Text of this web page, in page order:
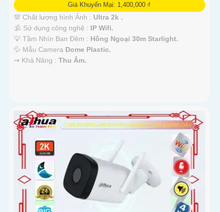
Giá Khuyến Mại: 1,400,000 ₫
💯 Chất lượng hình Ảnh : Ultra 2k .
🕉️ Sử dụng công nghệ : IP Wifi.
💡 Tầm Nhìn Ban Đêm : Hồng Ngoại 30m Starlight.
💦 Mẫu Camera Dome Plastic.
️⇝ Khả Năng : Thu Âm.